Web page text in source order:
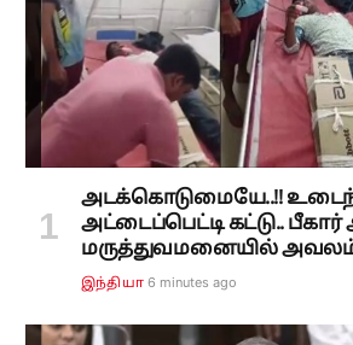
அடக்கொடுமையே..!!
அட்டைப்பெட்டி கட்டு.. பீகார்
மருத்துவமனையில்
இந்தியா 6 minutes ago